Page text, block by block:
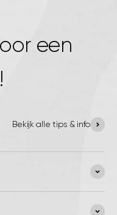
een
Bekijk alle tips & info